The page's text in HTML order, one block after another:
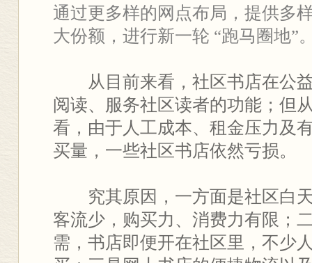
通过更多样的网点布局，提供多
大份额，进行新一轮 “跑马圈地”
从目前来看，社区书店在公益
阅读、服务社区读者的功能；但
看，由于人工成本、租金压力及
买量，一些社区书店依然亏损。
究其原因，一方面是社区白天
客流少，购买力、消费力有限；
需，书店即便开在社区里，不少